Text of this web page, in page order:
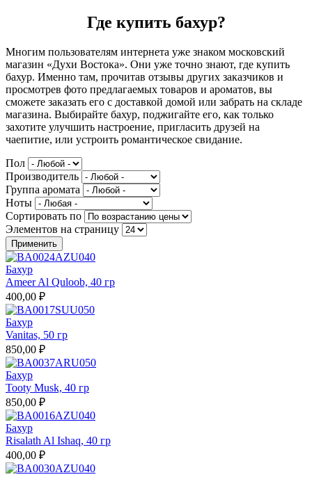
Где купить бахур?
Многим пользователям интернета уже знаком московский
магазин «Духи Востока». Они уже точно знают, где купить
бахур. Именно там, прочитав отзывы других заказчиков и
просмотрев фото предлагаемых товаров и ароматов, вы
сможете заказать его с доставкой домой или забрать на складе
магазина. Выбирайте бахур, поджигайте его, как только
захотите улучшить настроение, пригласить друзей на
чаепитие, или устроить романтическое свидание.
Пол
Производитель
Группа аромата
Ноты
Сортировать по
Элементов на страницу
Бахур
Ameer Al Quloob, 40 гр
400,00 ₽
Бахур
Vanitas, 50 гр
850,00 ₽
Бахур
Tooty Musk, 40 гр
850,00 ₽
Бахур
Risalath Al Ishaq, 40 гр
400,00 ₽